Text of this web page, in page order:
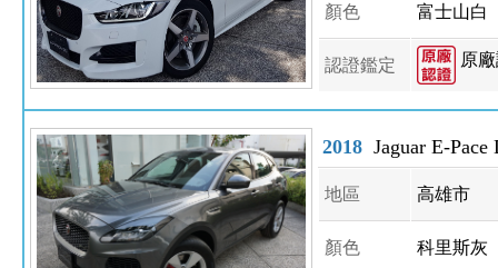
顏色 富士山白
認證鑑定 原
2018 Jaguar E-
地區 高雄市
顏色 科里斯灰